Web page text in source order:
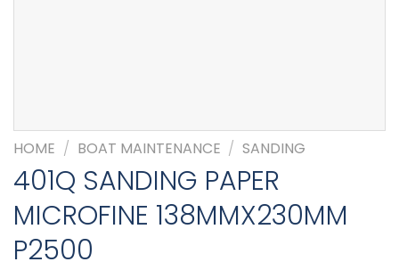
HOME / BOAT MAINTENANCE / SANDING
401Q SANDING PAPER
MICROFINE 138MMX230MM
P2500